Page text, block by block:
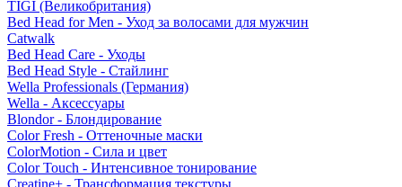
TIGI (Великобритания)
Bed Head for Men - Уход за волосами для мужчин
Catwalk
Bed Head Care - Уходы
Bed Head Style - Стайлинг
Wella Professionals (Германия)
Wella - Аксессуары
Blondor - Блондирование
Color Fresh - Оттеночные маски
ColorMotion - Сила и цвет
Color Touch - Интенсивное тонирование
Creatine+ - Трансформация текстуры